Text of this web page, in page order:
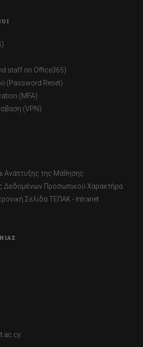
staff on Office365)
(Password Reset)
(MFA)
(VPN)
Ανάπτυξης της Μάθησης
Δεδομένων Προσωπικού Χαρακτήρα
Σελίδα ΤΕΠΑΚ - Intranet